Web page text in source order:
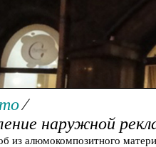
наружной
⁄
наружной
из алюмокомпозитного